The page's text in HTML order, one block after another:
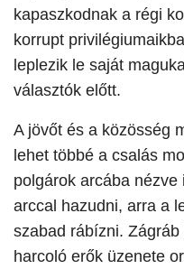
kapaszkodnak a régi
korrupt
leplezik le saját
választók előtt.
​A jövőt és a közösség
lehet többé a csalás
polgárok arcába
arccal hazudni, arra a
szabad rábízni.
harcoló erők üzenete